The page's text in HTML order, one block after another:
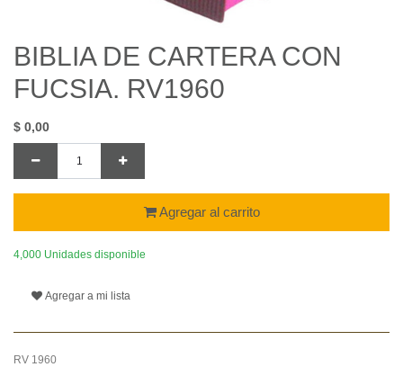
BIBLIA DE CARTERA CON
FUCSIA. RV1960
$ 0,00
Agregar al carrito
4,000 Unidades disponible
Agregar a mi lista
RV 1960